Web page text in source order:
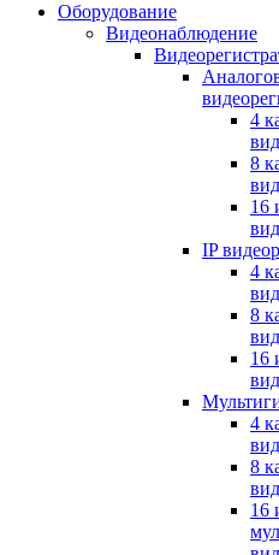
Оборудование
Видеонаблюдение
4
8
16
IP
4
8
16
4
8
16